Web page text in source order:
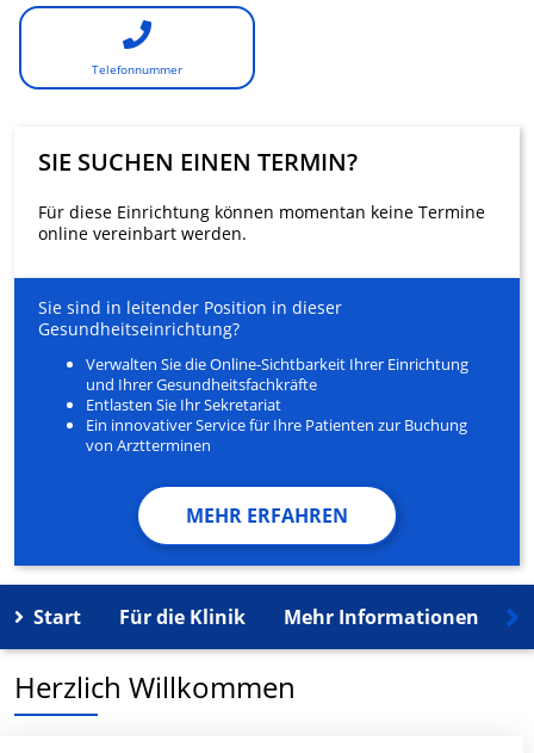
Telefonnummer
SIE SUCHEN EINEN TERMIN?
Für diese Einrichtung können momentan keine Termine
online vereinbart werden.
Sie sind in leitender Position in dieser
Gesundheitseinrichtung?
Verwalten Sie die Online-Sichtbarkeit Ihrer Einrichtung
und Ihrer Gesundheitsfachkräfte
Entlasten Sie Ihr Sekretariat
Ein innovativer Service für Ihre Patienten zur Buchung
von Arztterminen
MEHR ERFAHREN
Start Für die Klinik Mehr Informationen
Herzlich Willkommen